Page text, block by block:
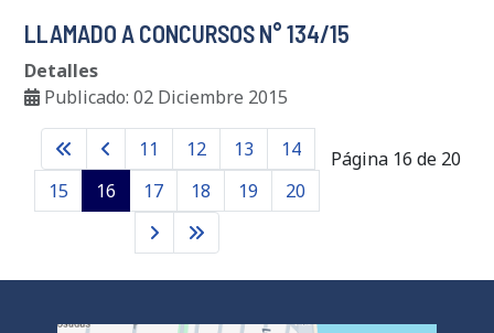
LLAMADO A CONCURSOS N° 134/15
Detalles
Publicado: 02 Diciembre 2015
Página 16 de 20
11 12 13
14
15
16 17 18 19 20